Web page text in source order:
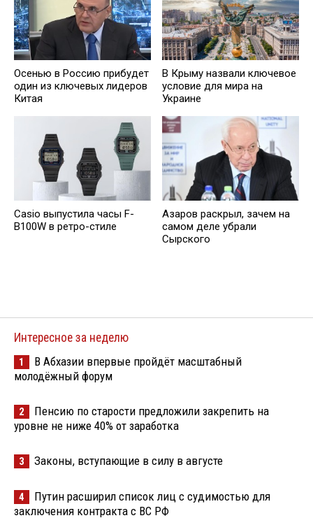
Осенью в Россию прибудет
один из ключевых лидеров
Китая
В Крыму назвали ключевое
условие для мира на
Украине
Casio выпустила часы F-
B100W в ретро-стиле
Азаров раскрыл, зачем на
самом деле убрали
Сырского
Интересное за неделю
1
В Абхазии впервые пройдёт масштабный
молодёжный форум
2
Пенсию по старости предложили закрепить на
уровне не ниже 40% от заработка
3 Законы, вступающие в силу в августе
4
Путин расширил список лиц с судимостью для
заключения контракта с ВС РФ